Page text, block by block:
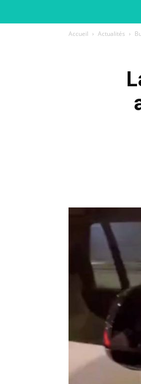
Accueil Actualités